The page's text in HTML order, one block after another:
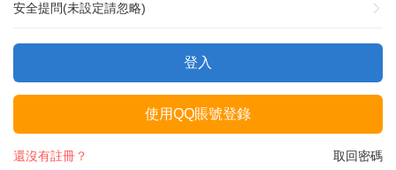
安全提問(未設定請忽略)
登入
使用QQ賬號登錄
取回密碼
還沒有註冊？